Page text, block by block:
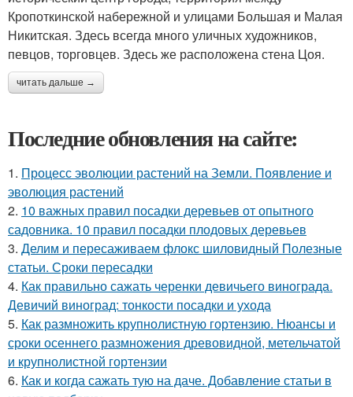
Кропоткинской набережной и улицами Большая и Малая
Никитская. Здесь всегда много уличных художников,
певцов, торговцев. Здесь же расположена стена Цоя.
читать дальше →
Последние обновления на сайте:
1. Процесс эволюции растений на Земли. Появление и
эволюция растений
2. 10 важных правил посадки деревьев от опытного
садовника. 10 правил посадки плодовых деревьев
3. Делим и пересаживаем флокс шиловидный Полезные
статьи. Сроки пересадки
4. Как правильно сажать черенки девичьего винограда.
Девичий виноград: тонкости посадки и ухода
5. Как размножить крупнолистную гортензию. Нюансы и
сроки осеннего размножения древовидной, метельчатой
и крупнолистной гортензии
6. Как и когда сажать тую на даче. Добавление статьи в